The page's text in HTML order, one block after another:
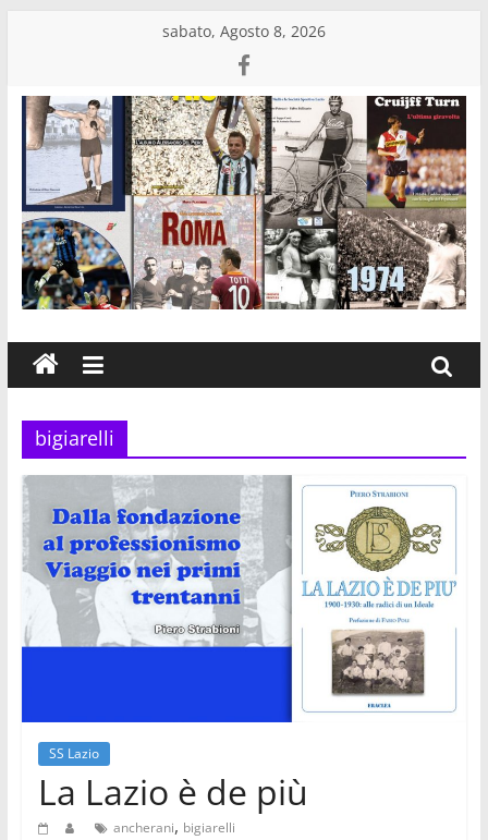
sabato, Agosto 8, 2026
Edizioni
Eraclea
Casa
editrice
di
libri
sportivi
bigiarelli
SS Lazio
La Lazio è de più
ancherani, bigiarelli